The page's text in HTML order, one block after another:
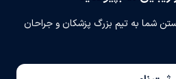
شما به تیم بزرگ پزشکان و جراحان